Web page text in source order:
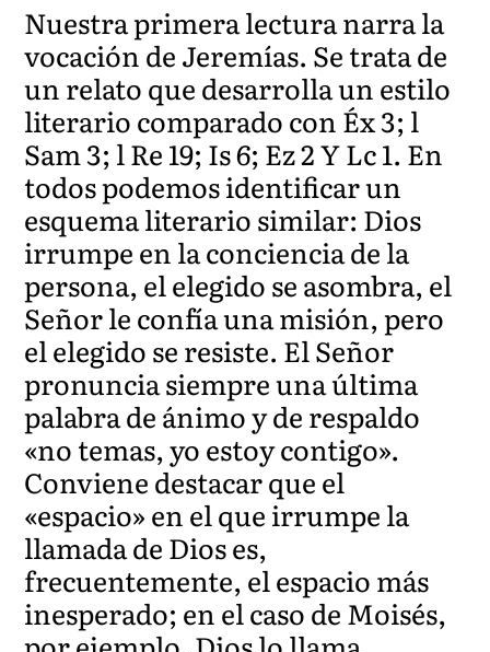
Nuestra primera lectura narra la
vocación de Jeremías. Se trata de
un relato que desarrolla un estilo
literario comparado con Éx 3; l
Sam 3; l Re 19; Is 6; Ez 2 Y Lc 1. En
todos podemos identificar un
esquema literario similar: Dios
irrumpe en la conciencia de la
persona, el elegido se asombra, el
Señor le confía una misión, pero
el elegido se resiste. El Señor
pronuncia siempre una última
palabra de ánimo y de respaldo
«no temas, yo estoy contigo».
Conviene destacar que el
«espacio» en el que irrumpe la
llamada de Dios es,
frecuentemente, el espacio más
inesperado; en el caso de Moisés,